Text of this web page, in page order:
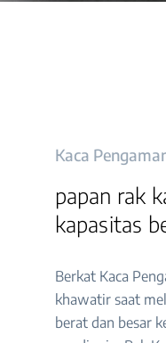
Kaca
papan rak
kapasitas
Berkat Kaca
khawatir saat
berat dan besar